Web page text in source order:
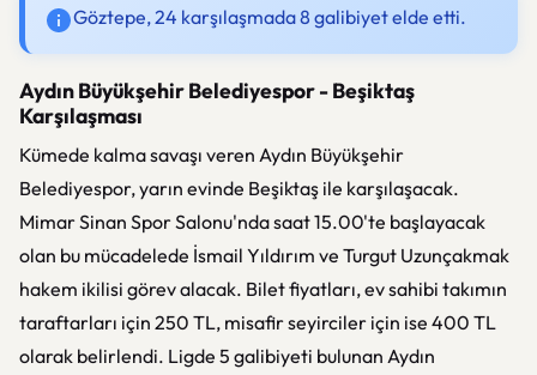
Göztepe, 24 karşılaşmada 8 galibiyet elde etti.
Aydın Büyükşehir Belediyespor - Beşiktaş
Karşılaşması
Kümede kalma savaşı veren Aydın Büyükşehir
Belediyespor, yarın evinde Beşiktaş ile karşılaşacak.
Mimar Sinan Spor Salonu'nda saat 15.00'te başlayacak
olan bu mücadelede İsmail Yıldırım ve Turgut Uzunçakmak
hakem ikilisi görev alacak. Bilet fiyatları, ev sahibi takımın
taraftarları için 250 TL, misafir seyirciler için ise 400 TL
olarak belirlendi. Ligde 5 galibiyeti bulunan Aydın